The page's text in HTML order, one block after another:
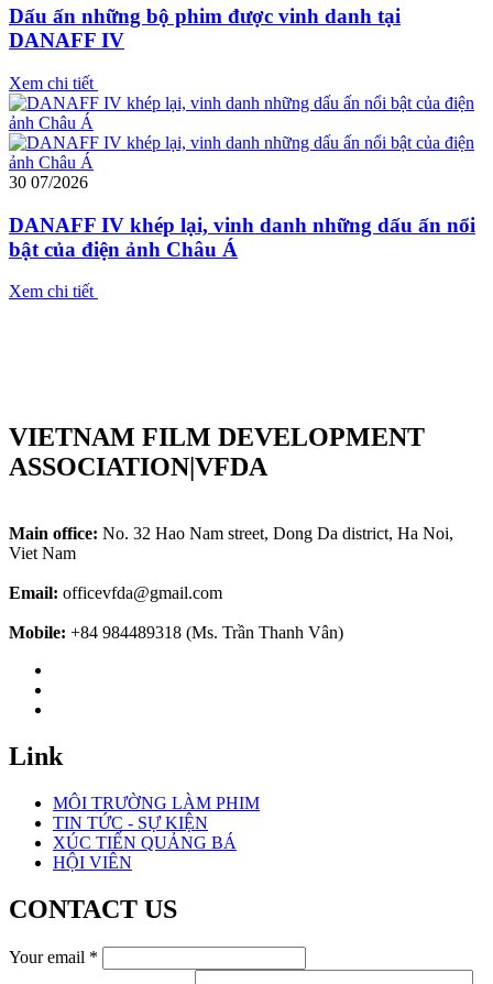
Dấu ấn những bộ phim được vinh danh tại
DANAFF IV
Xem chi tiết
30 07/2026
DANAFF IV khép lại, vinh danh những dấu ấn nổi
bật của điện ảnh Châu Á
Xem chi tiết
VIETNAM FILM DEVELOPMENT
ASSOCIATION|VFDA
Main office: No. 32 Hao Nam street, Dong Da district, Ha Noi,
Viet Nam
Email: officevfda@gmail.com
Mobile: +84 984489318 (Ms. Trần Thanh Vân)
Link
MÔI TRƯỜNG LÀM PHIM
TIN TỨC - SỰ KIỆN
XÚC TIẾN QUẢNG BÁ
HỘI VIÊN
CONTACT US
Your email *